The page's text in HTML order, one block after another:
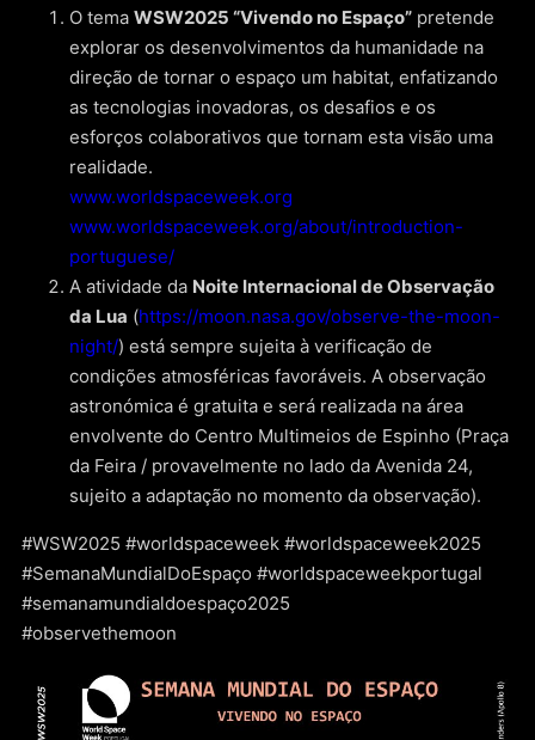
O tema WSW2025 “Vivendo no Espaço” pretende
explorar os desenvolvimentos da humanidade na
direção de tornar o espaço um habitat, enfatizando
as tecnologias inovadoras, os desafios e os
esforços colaborativos que tornam esta visão uma
realidade.
www.worldspaceweek.org
www.worldspaceweek.org/about/introduction-
portuguese/
A atividade da Noite Internacional de Observação
da Lua (https://moon.nasa.gov/observe-the-moon-
night/) está sempre sujeita à verificação de
condições atmosféricas favoráveis. A observação
astronómica é gratuita e será realizada na área
envolvente do Centro Multimeios de Espinho (Praça
da Feira / provavelmente no lado da Avenida 24,
sujeito a adaptação no momento da observação).
#WSW2025 #worldspaceweek #worldspaceweek2025
#SemanaMundialDoEspaço #worldspaceweekportugal
#semanamundialdoespaço2025
#observethemoon